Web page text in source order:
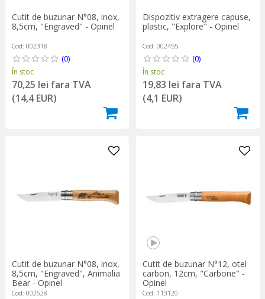
Cutit de buzunar N°08, inox,
8,5cm, "Engraved" - Opinel
Cod: 002318
(0)
În stoc
70,25 lei fara TVA
(14,4 EUR)
Dispozitiv extragere capuse,
plastic, "Explore" - Opinel
Cod: 002455
(0)
În stoc
19,83 lei fara TVA
(4,1 EUR)
Cutit de buzunar N°08, inox,
8,5cm, "Engraved", Animalia
Bear - Opinel
Cod: 002628
Cutit de buzunar N°12, otel
carbon, 12cm, "Carbone" -
Opinel
Cod: 113120